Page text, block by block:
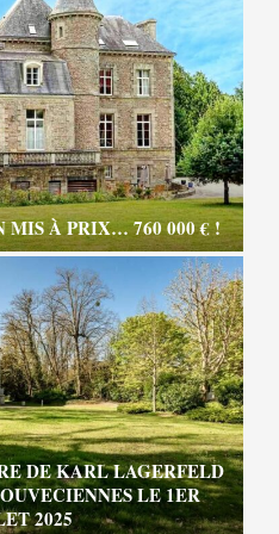
MIS À PRIX… 760 000 € !
DE KARL LAGERFELD
LE 1ER
2025